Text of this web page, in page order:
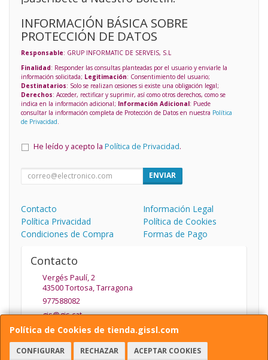
Política de Cookies de tienda.gissl.com
CONFIGURAR RECHAZAR ACEPTAR COOKIES
INFORMACIÓN BÁSICA SOBRE
PROTECCIÓN DE DATOS
Responsable: GRUP INFORMATIC DE SERVEIS, S.L
Finalidad: Responder las consultas planteadas por el usuario y enviarle la
información solicitada; Legitimación: Consentimiento del usuario;
Destinatarios: Solo se realizan cesiones si existe una obligación legal;
Derechos: Acceder, rectificar y suprimir, así como otros derechos, como se
indica en la información adicional; Información Adicional: Puede
consultar la información completa de Protección de Datos en nuestra Política
de Privacidad
He leído y acepto la Política de Privacidad.
ENVIAR
Contacto
Información Legal
Política Privacidad
Política de Cookies
Condiciones de Compra
Formas de Pago
Contacto
Vergés Paulí, 2
43500Tortosa,Tarragona
977588082
gis@gis.cat
Horario